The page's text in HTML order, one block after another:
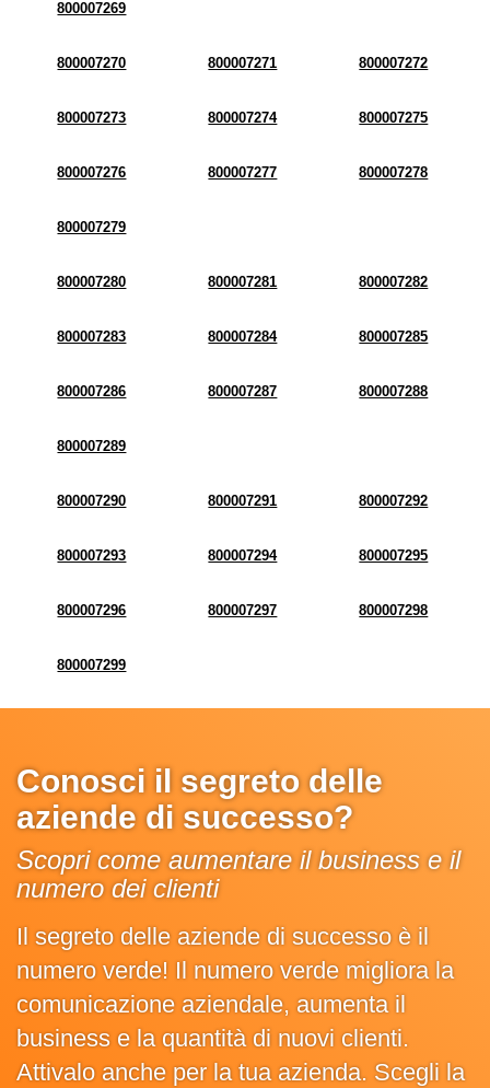
800007269
800007270 800007271 800007272
800007273 800007274 800007275
800007276 800007277 800007278
800007279
800007280 800007281 800007282
800007283 800007284 800007285
800007286 800007287 800007288
800007289
800007290 800007291 800007292
800007293 800007294 800007295
800007296 800007297 800007298
800007299
Conosci il segreto delle
aziende di successo?
Scopri come aumentare il business e il
numero dei clienti
Il segreto delle aziende di successo è il
numero verde! Il numero verde migliora la
comunicazione aziendale, aumenta il
business e la quantità di nuovi clienti.
Attivalo anche per la tua azienda. Scegli la